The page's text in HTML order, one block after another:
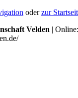
oderzur
Velden | Online: